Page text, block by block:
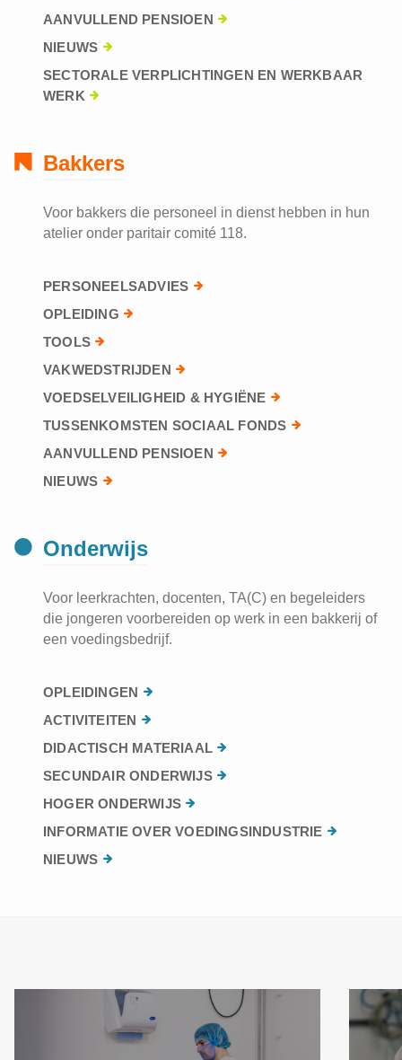
AANVULLEND PENSIOEN
NIEUWS
SECTORALE VERPLICHTINGEN EN WERKBAAR
WERK
Bakkers
Voor bakkers die personeel in dienst hebben in hun
atelier onder paritair comité 118.
PERSONEELSADVIES
OPLEIDING
TOOLS
VAKWEDSTRIJDEN
VOEDSELVEILIGHEID & HYGIËNE
TUSSENKOMSTEN SOCIAAL FONDS
AANVULLEND PENSIOEN
NIEUWS
Onderwijs
Voor leerkrachten, docenten, TA(C) en begeleiders
die jongeren voorbereiden op werk in een bakkerij of
een voedingsbedrijf.
OPLEIDINGEN
ACTIVITEITEN
DIDACTISCH MATERIAAL
SECUNDAIR ONDERWIJS
HOGER ONDERWIJS
INFORMATIE OVER VOEDINGSINDUSTRIE
NIEUWS